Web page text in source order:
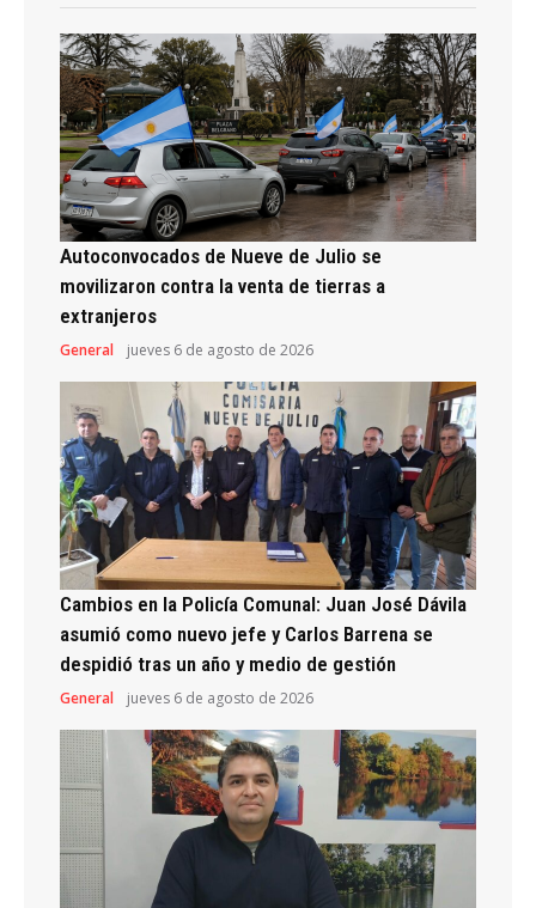
Autoconvocados de Nueve de Julio se
movilizaron contra la venta de tierras a
extranjeros
General jueves 6 de agosto de 2026
Cambios en la Policía Comunal: Juan José Dávila
asumió como nuevo jefe y Carlos Barrena se
despidió tras un año y medio de gestión
General jueves 6 de agosto de 2026